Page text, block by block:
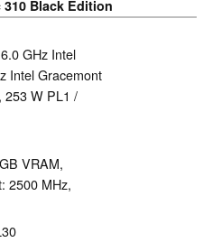
310 Black Edition
GHz Intel
Intel Gracemont
253 W PL1 /
VRAM,
2500 MHz,